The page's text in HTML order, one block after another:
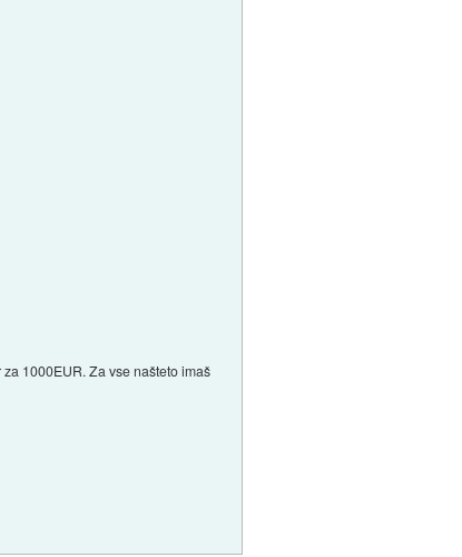
1000EUR. Za vse našteto imaš